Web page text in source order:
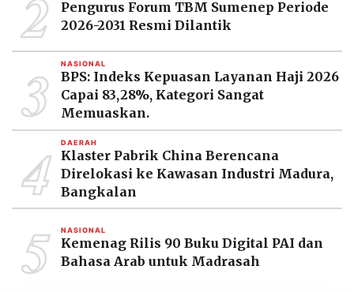
2
Pengurus Forum TBM Sumenep Periode
2026-2031 Resmi Dilantik
3 NASIONAL
BPS: Indeks Kepuasan Layanan Haji 2026
Capai 83,28%, Kategori Sangat
Memuaskan.
4 DAERAH
Klaster Pabrik China Berencana
Direlokasi ke Kawasan Industri Madura,
Bangkalan
5 NASIONAL
Kemenag Rilis 90 Buku Digital PAI dan
Bahasa Arab untuk Madrasah